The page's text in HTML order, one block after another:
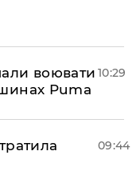
воювати
Puma
10:29
09:44